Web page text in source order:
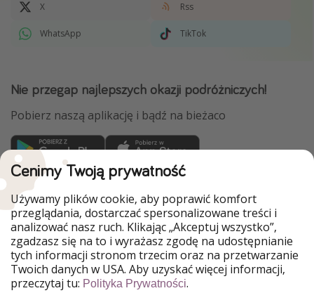
X Rss
WhatsApp TikTok
Nie przegap najlepszych okazji podróżniczych!
Pobierz naszą aplikację i bądź na bieżaco
WakacyjniPiraci są częścią Grupy HolidayPirates
Nasze rynki
PiratinViaggio
HolidayPirates
VakantiePiraten
VoyagesPirates
Ferienpiraten
Urlaubspiraten
Urlaubspiraten
ViajerosPiratas
TravelPirates
Cenimy Twoją prywatność
Używamy plików cookie, aby poprawić komfort
przeglądania, dostarczać spersonalizowane treści i
analizować nasz ruch. Klikając „Akceptuj wszystko”,
zgadzasz się na to i wyrażasz zgodę na udostępnianie
tych informacji stronom trzecim oraz na przetwarzanie
Twoich danych w USA. Aby uzyskać więcej informacji,
przeczytaj tu: Polityka Prywatności.